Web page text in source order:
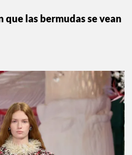
que las bermudas se vean